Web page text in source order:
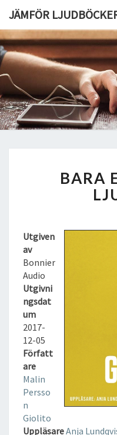
JÄMFÖR
BARA
Utgiven
av
Bonnier
Audio
Utgivni
ngsdat
um
2017-
12-05
Författ
are
Malin
Persso
n
Giolito
UppläsareAnja